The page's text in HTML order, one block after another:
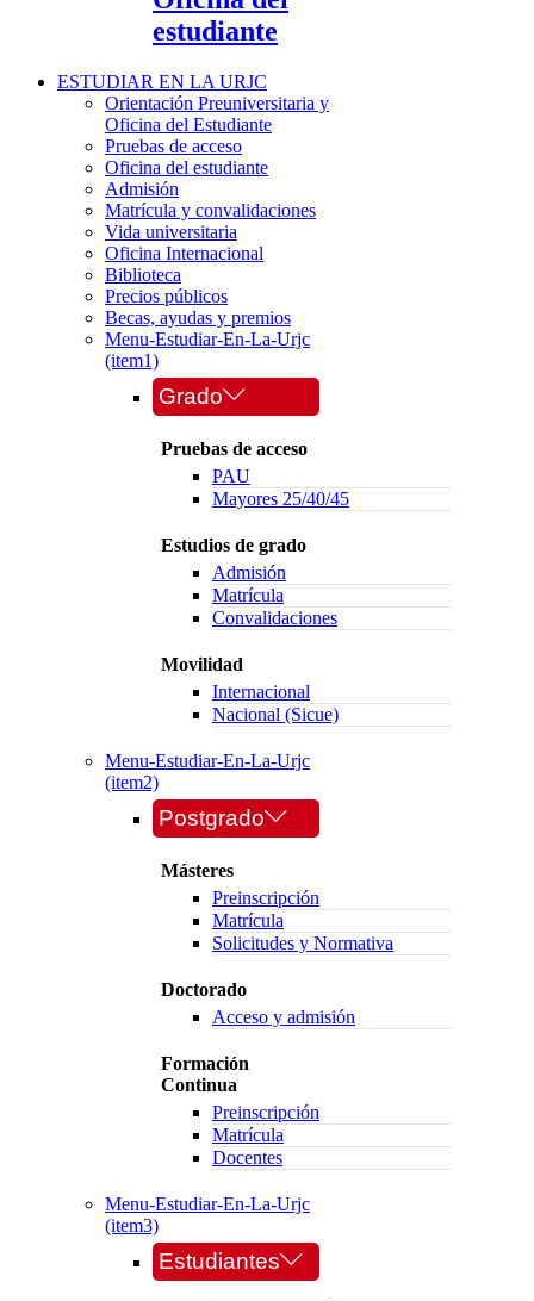
estudiante
ESTUDIAR EN LA URJC
Orientación Preuniversitaria y
Oficina del Estudiante
Pruebas de acceso
Oficina del estudiante
Admisión
Matrícula y convalidaciones
Vida universitaria
Oficina Internacional
Biblioteca
Precios públicos
Becas, ayudas y premios
Menu-Estudiar-En-La-Urjc
(item1)
Grado
Pruebas de acceso
PAU
Mayores 25/40/45
Estudios de grado
Admisión
Matrícula
Convalidaciones
Movilidad
Internacional
Nacional (Sicue)
Menu-Estudiar-En-La-Urjc
(item2)
Postgrado
Másteres
Preinscripción
Matrícula
Solicitudes y Normativa
Doctorado
Acceso y admisión
Formación
Continua
Preinscripción
Matrícula
Docentes
Menu-Estudiar-En-La-Urjc
(item3)
Estudiantes